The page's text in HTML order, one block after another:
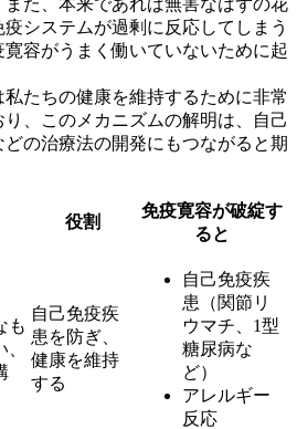
システムが過剰に反応してしまう
容がうまく働いていないために起
たちの健康を維持するために非常
、このメカニズムの解明は、自己
の治療法の開発にもつながると期
役割
免疫寛容が破綻す
ると
も
自己免疫疾
患を防ぎ、
健康を維持
する
自己免疫疾
患（関節リ
ウマチ、1型
糖尿病な
ど）
アレルギー
反応